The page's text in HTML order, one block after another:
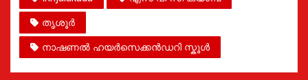
തൃശൂർ
നാഷണൽ ഹയർസെക്കൻഡറി സ്കൂൾ